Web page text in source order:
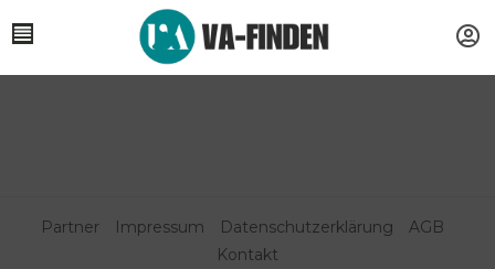
Partner Impressum Datenschutzerklärung
AGB
Kontakt